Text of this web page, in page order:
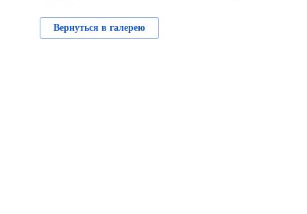
Вернуться в галерею